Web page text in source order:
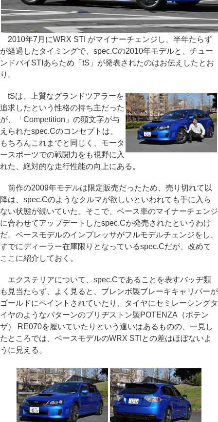
2010年7月にWRX STI がマイナーチェンジし、半年たらず
が経過したタイミングで、spec.Cの2010年モデルと、チュー
ンドバイSTIあらため「tS」が発表されたのはお伝えしたとお
り。
tSは、上質なグランドツアラーを
追求したという性格の持ち主だった
が、「Competition」の頭文字が与
えられたspec.Cのコンセプトは、
もちろんこれまでと同じく、モータ
ースポーツでの戦闘力をも視野に入
れた、絶対的な走行性能の向上にある。
前作の2009年モデルは限定販売だったため、売り切れて以
降は、spec.Cのようなクルマが欲しいといわれても手に入ら
ない状態が続いていた。そこで、ベース車のマイナーチェンジ
に合わせてアップデートしたspec.Cが発売されたというわけ
だ。ベースモデルのインプレッサがフルモデルチェンジをし、
すでにディーラー在庫限りとなっているspec.Cだが、改めて
ここに紹介しておく。
エクステリアについて、spec.Cであることを表すバッヂ類
も見当たらず、よく見ると、ブレンボ製ブレーキキャリパーが
ゴールドにペイントされていたり、タイヤにセミレーシングタ
イヤのようなパターンのブリヂストン製POTENZA（ポテン
ザ） RE070を履いていたりという違いはあるものの、一見し
たところでは、ベースモデルのWRX STIとの差はほぼないよ
うに見える。